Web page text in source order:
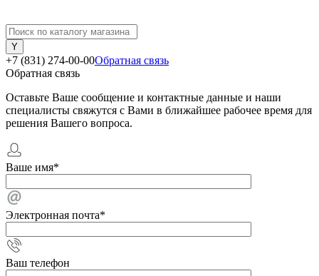
+7 (831) 274-00-00Обратная связь
Обратная связь
Оставьте Ваше сообщение и контактные данные и наши
специалисты свяжутся с Вами в ближайшее рабочее время для
решения Вашего вопроса.
Ваше имя*
Электронная почта*
Ваш телефон